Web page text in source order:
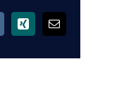
Xing Email